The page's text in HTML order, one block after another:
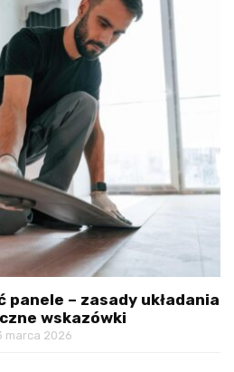
panele – zasady układania
wskazówki
marca 2026